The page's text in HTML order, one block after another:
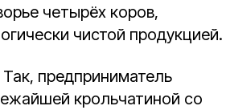
четырёх коров,
чистой продукцией.
предприниматель
крольчатиной со